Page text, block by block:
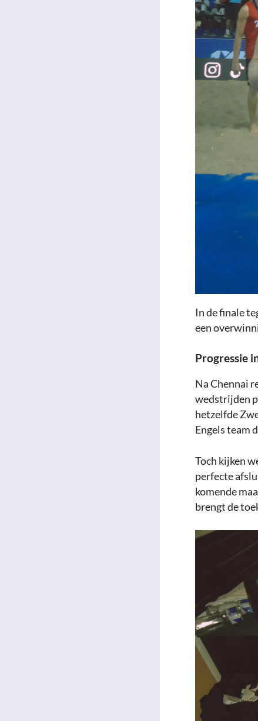
In de finale
een
Progressie
Na Chennai
wedstrijden
hetzelfde
Engels team
Toch kijken
perfecte
komende
brengt de